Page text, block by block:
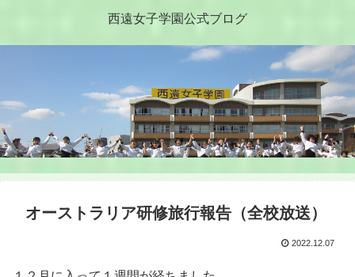
西遠女子学園公式ブログ
オーストラリア研修旅行報告（全校放送）
2022.12.07